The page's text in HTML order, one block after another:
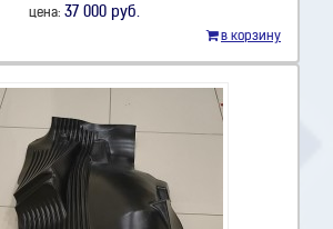
цена: 37 000 руб.
в корзину